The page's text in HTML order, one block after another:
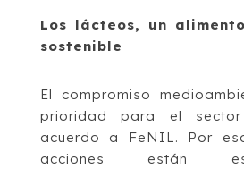
Los lácteos, un
sostenible
El compromiso
prioridad para el
acuerdo a FeNIL. Por
acciones están